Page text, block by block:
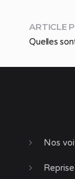
ARTICLE
Quelles
Nos
Reprise